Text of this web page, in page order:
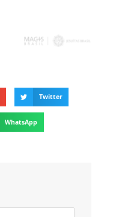
Twitter
WhatsApp